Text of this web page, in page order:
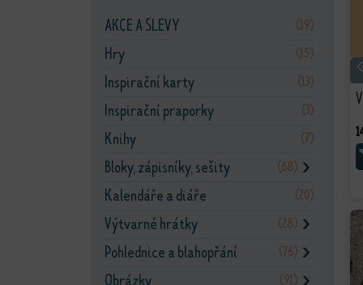
AKCE A SLEVY (19)
Hry (15)
Inspirační karty (13)
Inspirační praporky (3)
Knihy (7)
Bloky, zápisníky, sešity (68) ❯
Kalendáře a diáře (20)
Výtvarné hrátky (28) ❯
Pohlednice a blahopřání (76) ❯
Obrázky (91) ❯